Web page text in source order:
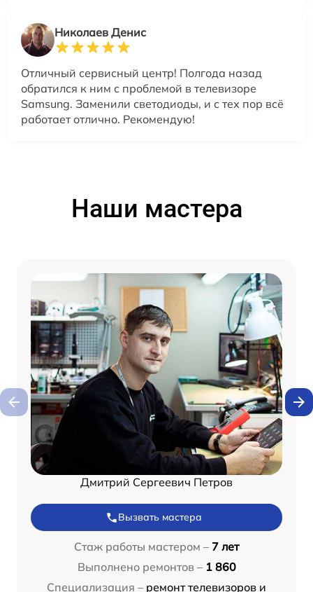
Николаев Денис
Отличный сервисный центр! Полгода назад
обратился к ним с проблемой в телевизоре
Samsung. Заменили светодиоды, и с тех пор всё
работает отлично. Рекомендую!
Наши мастера
Дмитрий Сергеевич Петров
Вызвать мастера
Стаж работы мастером – 7 лет
Выполнено ремонтов – 1 860
Специализация – ремонт телевизоров и